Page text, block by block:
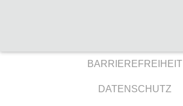
BARRIEREFREIHEIT
DATENSCHUTZ